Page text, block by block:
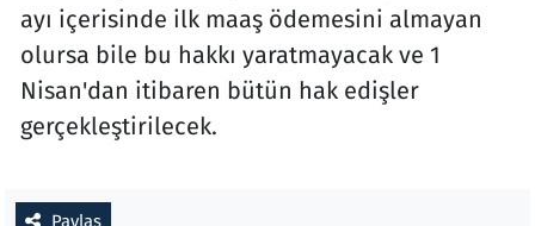
ayı içerisinde ilk maaş ödemesini almayan
olursa bile bu hakkı yaratmayacak ve 1
Nisan'dan itibaren bütün hak edişler
gerçekleştirilecek.
Paylaş